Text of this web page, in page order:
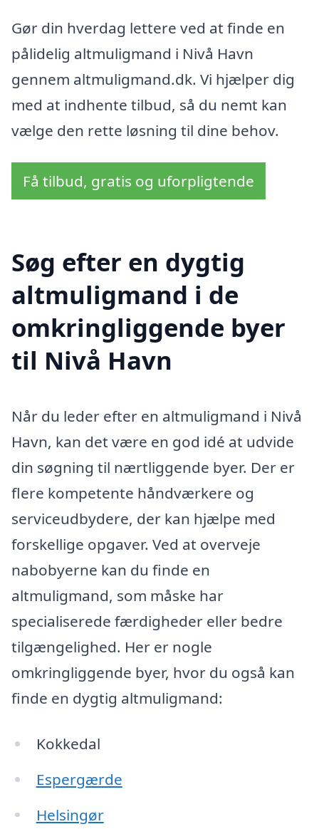
Gør din hverdag lettere ved at finde en
pålidelig altmuligmand i Nivå Havn
gennem altmuligmand.dk. Vi hjælper dig
med at indhente tilbud, så du nemt kan
vælge den rette løsning til dine behov.
Få tilbud, gratis og uforpligtende
Søg efter en dygtig
altmuligmand i de
omkringliggende byer
til Nivå Havn
Når du leder efter en altmuligmand i Nivå
Havn, kan det være en god idé at udvide
din søgning til nærtliggende byer. Der er
flere kompetente håndværkere og
serviceudbydere, der kan hjælpe med
forskellige opgaver. Ved at overveje
nabobyerne kan du finde en
altmuligmand, som måske har
specialiserede færdigheder eller bedre
tilgængelighed. Her er nogle
omkringliggende byer, hvor du også kan
finde en dygtig altmuligmand:
Kokkedal
Espergærde
Helsingør